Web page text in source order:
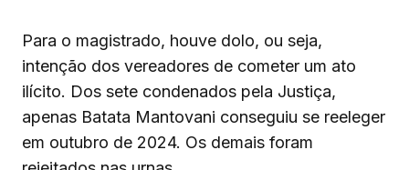
Para o magistrado, houve dolo, ou seja,
intenção dos vereadores de cometer um ato
ilícito. Dos sete condenados pela Justiça,
apenas Batata Mantovani conseguiu se reeleger
em outubro de 2024. Os demais foram